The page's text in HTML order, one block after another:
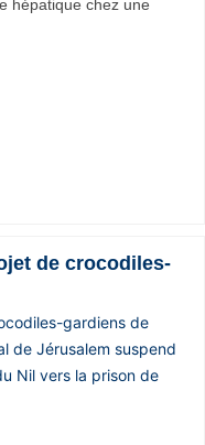
de crocodiles-
gardiens de
de Jérusalem suspend
Nil vers la prison de